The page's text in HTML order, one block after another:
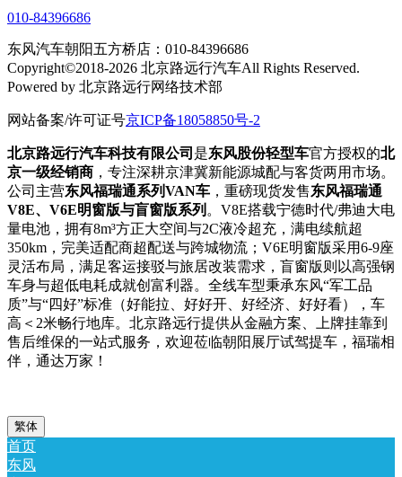
010-84396686
东风汽车朝阳五方桥店：010-84396686
Copyright©2018-2026 北京路远行汽车All Rights Reserved.
Powered by 北京路远行网络技术部
网站备案/许可证号京ICP备18058850号-2
北京路远行汽车科技有限公司 是东风股份轻型车官方授权的北
京一级经销商 ，专注深耕京津冀新能源城配与客货两用市场。
公司主营东风福瑞通系列VAN车 ，重磅现货发售东风福瑞通
V8E、V6E明窗版与盲窗版系列 。V8E搭载宁德时代/弗迪大电
量电池，拥有8m³方正大空间与2C液冷超充，满电续航超
350km，完美适配商超配送与跨城物流；V6E明窗版采用6-9座
灵活布局，满足客运接驳与旅居改装需求，盲窗版则以高强钢
车身与超低电耗成就创富利器。全线车型秉承东风“军工品
质”与“四好”标准（好能拉、好好开、好经济、好好看），车
高＜2米畅行地库。北京路远行提供从金融方案、上牌挂靠到
售后维保的一站式服务，欢迎莅临朝阳展厅试驾提车，福瑞相
伴，通达万家！
繁体
首页
东风